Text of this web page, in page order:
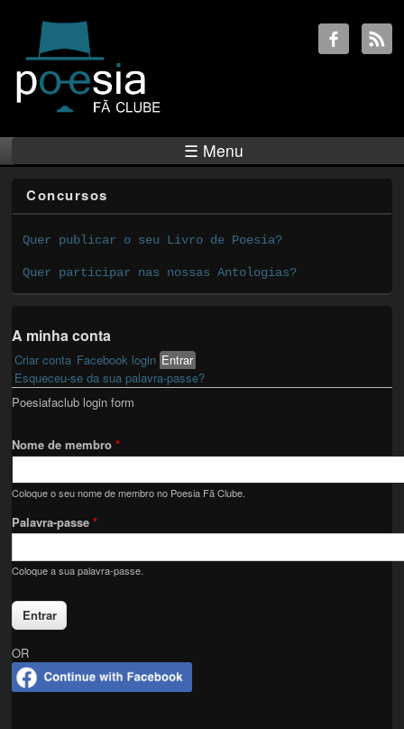
☰ Menu
Concursos
Quer publicar o seu Livro de Poesia?
Quer participar nas nossas Antologias?
A minha conta
Primary tabs
Criar conta Facebook login Entrar(active tab)
Esqueceu-se da sua palavra-passe?
Poesiafaclub login form
Nome de membro*
Coloque o seu nome de membro no Poesia Fã Clube.
Palavra-passe*
Coloque a sua palavra-passe.
OR